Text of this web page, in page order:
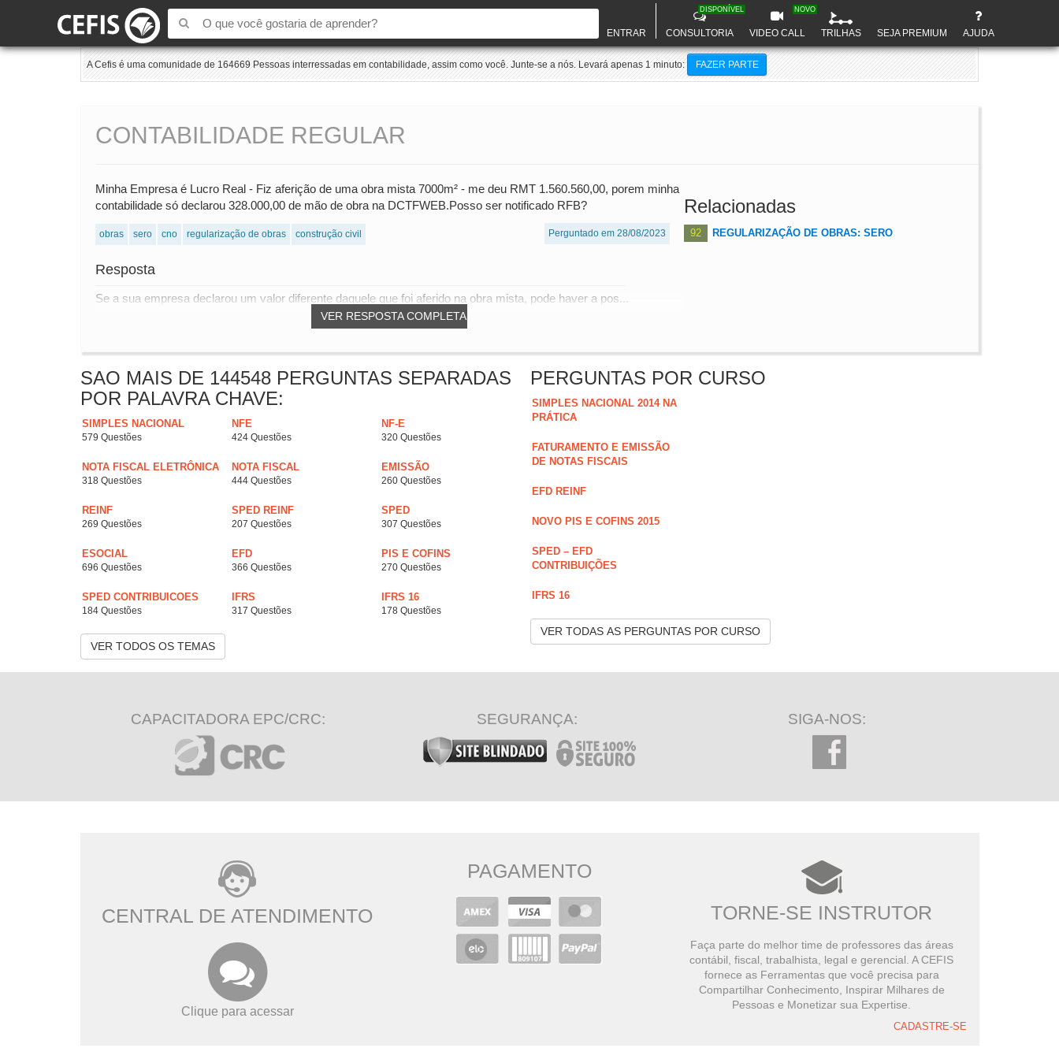
ENTRAR CONSULTORIA
DISPONÍVEL
VIDEO CALL
NOVO
TRILHAS SEJA PREMIUM AJUDA
A Cefis é uma comunidade de 164669 Pessoas interressadas em contabilidade, assim como você. Junte-se a nós. Levará apenas 1 minuto: FAZER PARTE
CONTABILIDADE REGULAR
Minha Empresa é Lucro Real - Fiz aferição de uma obra mista 7000m² - me deu RMT 1.560.560,00, porem minha
contabilidade só declarou 328.000,00 de mão de obra na DCTFWEB.Posso ser notificado RFB?
obras sero cno regularização de obras construção civil Perguntado em 28/08/2023
Resposta
VER RESPOSTA COMPLETA
Se a sua empresa declarou um valor diferente daquele que foi aferido na obra mista, pode haver a pos...
Relacionadas
92 REGULARIZAÇÃO DE OBRAS: SERO
SAO MAIS DE 144548 PERGUNTAS SEPARADAS
POR PALAVRA CHAVE:
SIMPLES NACIONAL
579 Questões
NFE
424 Questões
NF-E
320 Questões
NOTA FISCAL ELETRÔNICA
318 Questões
NOTA FISCAL
444 Questões
EMISSÃO
260 Questões
REINF
269 Questões
SPED REINF
207 Questões
SPED
307 Questões
ESOCIAL
696 Questões
EFD
366 Questões
PIS E COFINS
270 Questões
SPED CONTRIBUICOES
184 Questões
IFRS
317 Questões
IFRS 16
178 Questões
VER TODOS OS TEMAS
PERGUNTAS POR CURSO
SIMPLES NACIONAL 2014 NA
PRÁTICA
FATURAMENTO E EMISSÃO
DE NOTAS FISCAIS
EFD REINF
NOVO PIS E COFINS 2015
SPED – EFD
CONTRIBUIÇÕES
IFRS 16
VER TODAS AS PERGUNTAS POR CURSO
CAPACITADORA EPC/CRC: SEGURANÇA: SIGA-NOS:
CENTRAL DE ATENDIMENTO
Clique para acessar
PAGAMENTO
TORNE-SE INSTRUTOR
Faça parte do melhor time de professores das áreas
contábil, fiscal, trabalhista, legal e gerencial. A CEFIS
fornece as Ferramentas que você precisa para
Compartilhar Conhecimento, Inspirar Milhares de
Pessoas e Monetizar sua Expertise.
CADASTRE-SE